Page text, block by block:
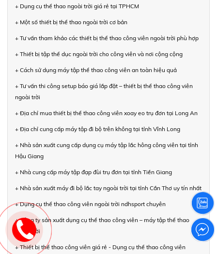
+ Dụng cụ thể thao ngoài trời giá rẻ tại TPHCM
+ Một số thiết bị thể thao ngoài trời cơ bản
+ Tư vấn tham khảo các thiết bị thể thao công viên ngoài trời phù hợp
+ Thiết bị tập thể dục ngoài trời cho công viên và nơi cộng cộng
+ Cách sử dụng máy tập thể thao công viên an toàn hiệu quả
+ Tư vấn thi công setup báo giá lắp đặt – thiết bị thể thao công viên
ngoài trời
+ Địa chỉ mua thiết bị thể thao công viên xoay eo trụ đơn tại Long An
+ Địa chỉ cung cấp máy tập đi bộ trên không tại tỉnh Vĩnh Long
+ Nhà sản xuất cung cấp dụng cụ máy tập lắc hông công viên tại tỉnh
Hậu Giang
+ Nhà cung cấp máy tập đạp đùi trụ đơn tại tỉnh Tiền Giang
+ Nhà sản xuất máy đi bộ lắc tay ngoài trời tại tỉnh Cần Thơ uy tín nhất
+ Dụng cụ thể thao công viên ngoài trời ndhsport chuyên
+ Công ty sản xuất dụng cụ thể thao công viên – máy tập thể thao
ngoài trời
+ Thiết bị thể thao công viên giá rẻ - Dụng cụ thể thao công viên